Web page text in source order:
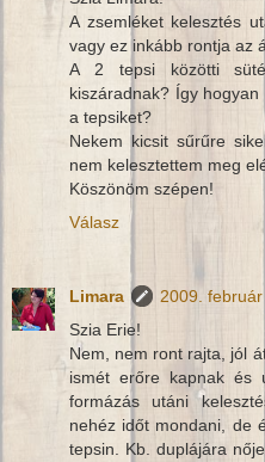
A zsemléket kelesztés
vagy ez inkább rontja az
A 2 tepsi közötti
kiszáradnak? Így
a tepsiket?
Nekem kicsit sűrűre
nem kelesztettem meg
Köszönöm szépen!
Válasz
Limara
2009.
Szia Erie!
Nem, nem ront rajta, jól
ismét erőre kapnak és
formázás utáni
nehéz időt mondani, de
tepsin. Kb. duplájára